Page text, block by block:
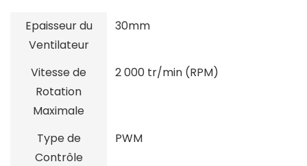
Epaisseur du
Ventilateur
30mm
Vitesse de
Rotation
Maximale
2 000 tr/min (RPM)
Type de
Contrôle
PWM